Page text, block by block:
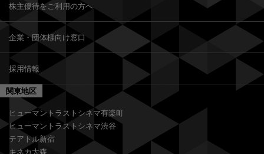
株主優待をご利用の方へ
企業・団体様向け窓口
採用情報
関東地区
ヒューマントラストシネマ有楽町
ヒューマントラストシネマ渋谷
テアトル新宿
キネカ大森